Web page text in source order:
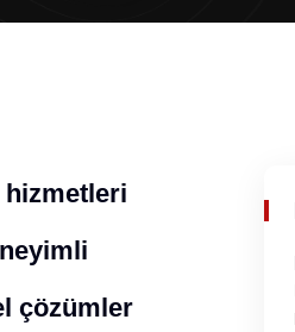
hizmetleri
çözümler